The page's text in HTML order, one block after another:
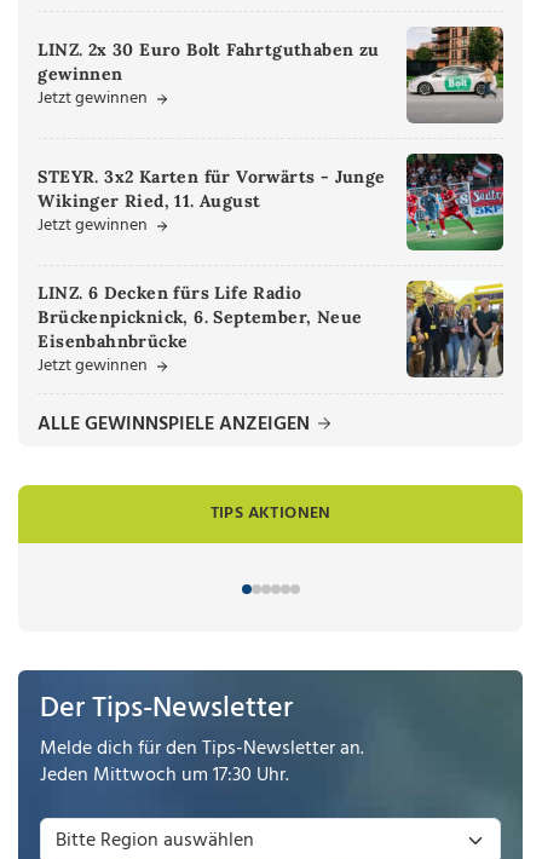
LINZ. 2x 30 Euro Bolt Fahrtguthaben zu
gewinnen
Jetzt gewinnen
STEYR. 3x2 Karten für Vorwärts - Junge
Wikinger Ried, 11. August
Jetzt gewinnen
LINZ. 6 Decken fürs Life Radio
Brückenpicknick, 6. September, Neue
Eisenbahnbrücke
Jetzt gewinnen
ALLE GEWINNSPIELE ANZEIGEN
TIPS AKTIONEN
Der Tips-Newsletter
Melde dich für den Tips-Newsletter an.
Jeden Mittwoch um 17:30 Uhr.